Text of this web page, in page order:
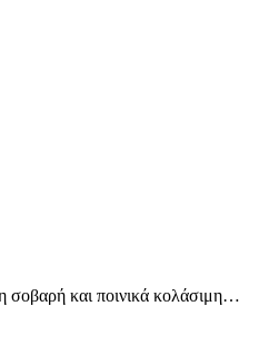
σοβαρή και ποινικά κολάσιμη…